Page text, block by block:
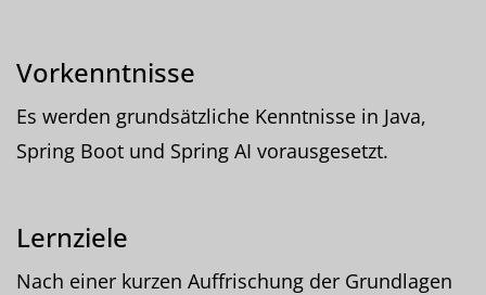
Vorkenntnisse
Es werden grundsätzliche Kenntnisse in Java,
Spring Boot und Spring AI vorausgesetzt.
Lernziele
Nach einer kurzen Auffrischung der Grundlagen